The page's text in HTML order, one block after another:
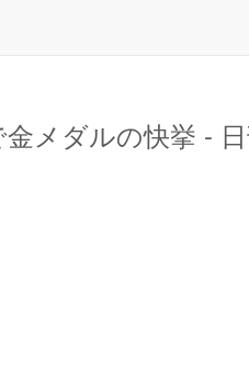
メダルの快挙 -